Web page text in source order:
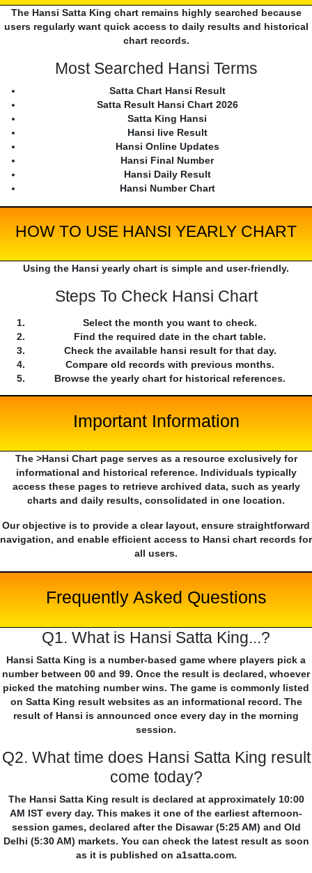
The Hansi Satta King chart remains highly searched because
users regularly want quick access to daily results and historical
chart records.
Most Searched Hansi Terms
Satta Chart Hansi Result
Satta Result Hansi Chart 2026
Satta King Hansi
Hansi live Result
Hansi Online Updates
Hansi Final Number
Hansi Daily Result
Hansi Number Chart
HOW TO USE HANSI YEARLY CHART
Using the Hansi yearly chart is simple and user-friendly.
Steps To Check Hansi Chart
Select the month you want to check.
Find the required date in the chart table.
Check the available hansi result for that day.
Compare old records with previous months.
Browse the yearly chart for historical references.
Important Information
The >Hansi Chart page serves as a resource exclusively for
informational and historical reference. Individuals typically
access these pages to retrieve archived data, such as yearly
charts and daily results, consolidated in one location.
Our objective is to provide a clear layout, ensure straightforward
navigation, and enable efficient access to Hansi chart records for
all users.
Frequently Asked Questions
Q1. What is Hansi Satta King...?
Hansi Satta King is a number-based game where players pick a
number between 00 and 99. Once the result is declared, whoever
picked the matching number wins. The game is commonly listed
on Satta King result websites as an informational record. The
result of Hansi is announced once every day in the morning
session.
Q2. What time does Hansi Satta King result
come today?
The Hansi Satta King result is declared at approximately 10:00
AM IST every day. This makes it one of the earliest afternoon-
session games, declared after the Disawar (5:25 AM) and Old
Delhi (5:30 AM) markets. You can check the latest result as soon
as it is published on a1satta.com.